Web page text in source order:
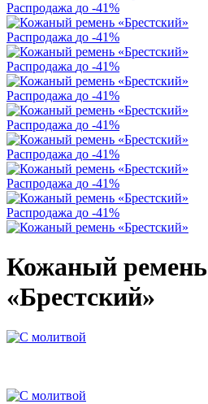
Распродажа до -41%
Распродажа до -41%
Распродажа до -41%
Распродажа до -41%
Распродажа до -41%
Распродажа до -41%
Распродажа до -41%
Распродажа до -41%
Кожаный ремень
«Брестский»